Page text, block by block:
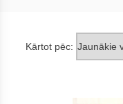
Kārtot pēc: